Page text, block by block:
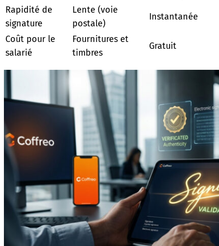
Rapidité de
signature
Lente (voie
postale)
Instantanée
Coût pour le
salarié
Fournitures et
timbres
Gratuit